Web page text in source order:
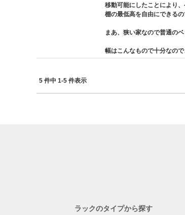
移動可能にしたことにより
棚の最低高を自由にできる
まあ、狭い家なので普通の
幅はこんなもので十分なの
5 件中 1-5 件表示